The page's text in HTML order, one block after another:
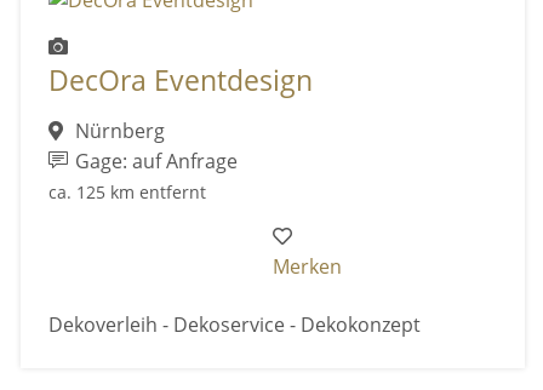
DecOra Eventdesign
Nürnberg
Gage: auf Anfrage
ca. 125 km entfernt
Merken
Dekoverleih - Dekoservice - Dekokonzept